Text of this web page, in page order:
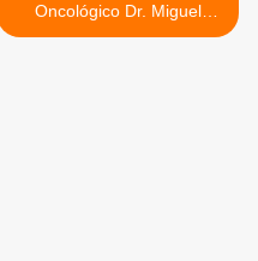
Oncológico Dr. Miguel
Pérez Carreño en